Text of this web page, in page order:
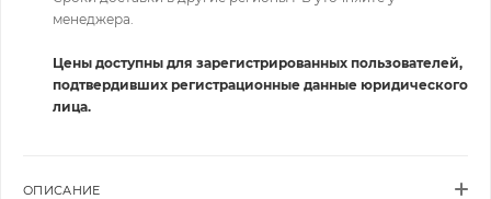
менеджера.
Цены доступны для зарегистрированных пользователей,
подтвердивших регистрационные данные юридического
лица.
ОПИСАНИЕ